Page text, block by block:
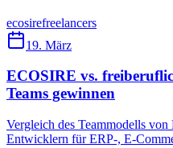
ecosirefreelancers
19. März
ECOSIRE vs.
Teams gewinnen
Vergleich des Teammodells
Entwicklern für ERP-, E-